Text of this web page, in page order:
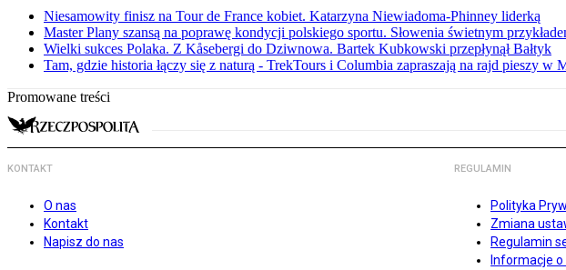
Niesamowity finisz na Tour de France kobiet. Katarzyna Niewiadoma-Phinney liderką
Master Plany szansą na poprawę kondycji polskiego sportu. Słowenia świetnym
Wielki sukces Polaka. Z Kåsebergi do Dziwnowa. Bartek Kubkowski przepłynął Bałtyk
Tam, gdzie historia łączy się z naturą - TrekTours i Columbia zapraszają na rajd pieszy w
Promowane treści
KONTAKT
O nas
Kontakt
Napisz do nas
REGULAMIN
Polityka
Zmiana
Regulamin
Informacje